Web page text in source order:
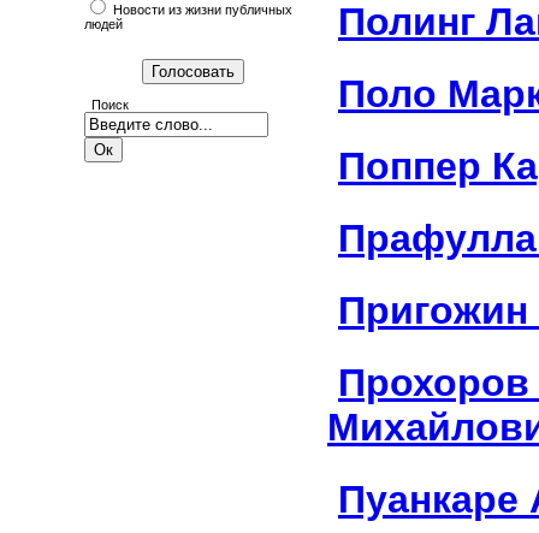
Новости из жизни публичных
людей
Поиск
Полинг
Поло
Поппер
Прохоров
Пуанкаре